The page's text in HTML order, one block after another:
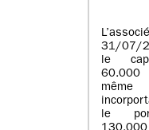
31/07/
le
60.000
le